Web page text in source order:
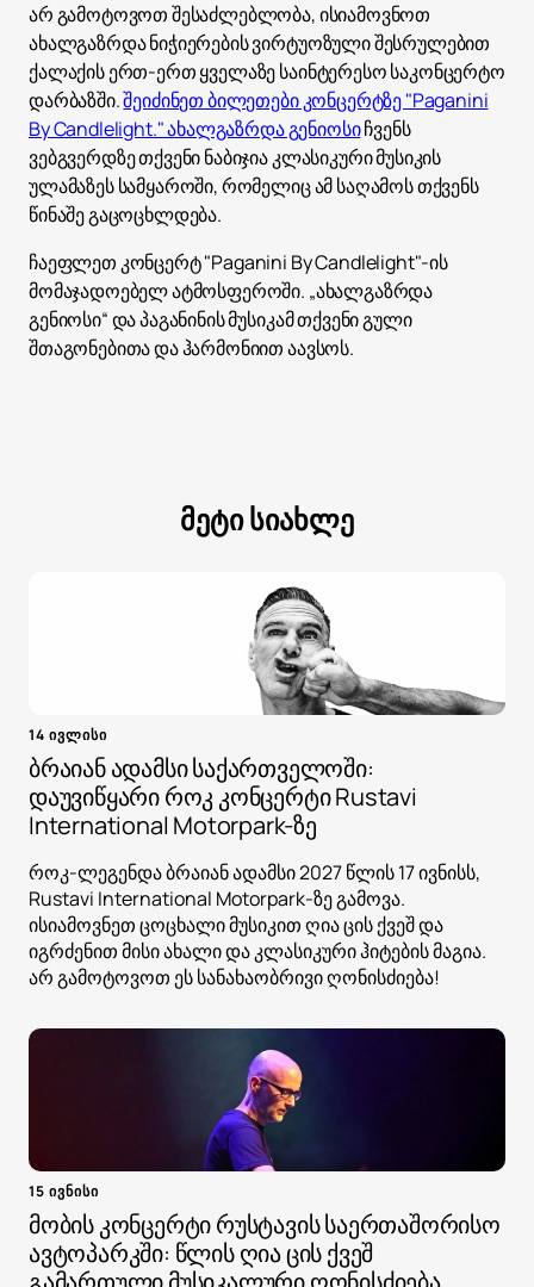
არ გამოტოვოთ შესაძლებლობა, ისიამოვნოთ
ახალგაზრდა ნიჭიერების ვირტუოზული შესრულებით
ქალაქის ერთ-ერთ ყველაზე საინტერესო საკონცერტო
დარბაზში.შეიძინეთ ბილეთები კონცერტზე "Paganini
By Candlelight." ახალგაზრდა გენიოსიჩვენს
ვებგვერდზე თქვენი ნაბიჯია კლასიკური მუსიკის
ულამაზეს სამყაროში, რომელიც ამ საღამოს თქვენს
წინაშე გაცოცხლდება.
ჩაეფლეთ კონცერტ "Paganini By Candlelight"-ის
მომაჯადოებელ ატმოსფეროში. „ახალგაზრდა
გენიოსი“ და პაგანინის მუსიკამ თქვენი გული
შთაგონებითა და ჰარმონიით აავსოს.
მეტი სიახლე
14 ივლისი
ბრაიან ადამსი საქართველოში:
დაუვიწყარი როკ კონცერტი Rustavi
International Motorpark-ზე
როკ-ლეგენდა ბრაიან ადამსი 2027 წლის 17 ივნისს,
Rustavi International Motorpark-ზე გამოვა.
ისიამოვნეთ ცოცხალი მუსიკით ღია ცის ქვეშ და
იგრძენით მისი ახალი და კლასიკური ჰიტების მაგია.
არ გამოტოვოთ ეს სანახაობრივი ღონისძიება!
15 ივნისი
მობის კონცერტი რუსტავის საერთაშორისო
ავტოპარკში: წლის ღია ცის ქვეშ